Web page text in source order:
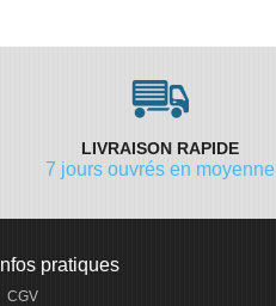
LIVRAISON RAPIDE
7 jours ouvrés en moyenne
Infos pratiques
CGV